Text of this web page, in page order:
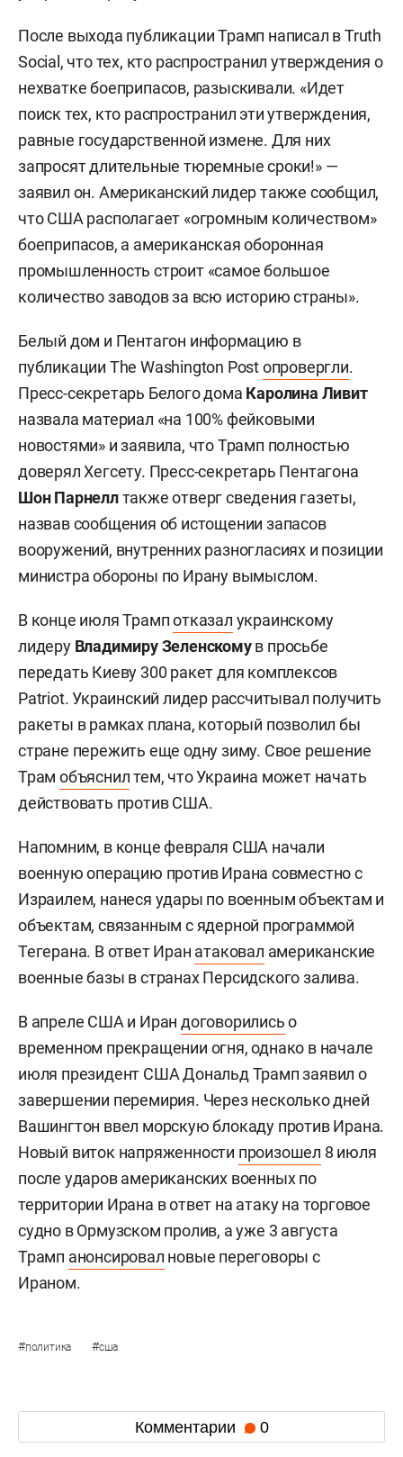
После выхода публикации Трамп написал в Truth
Social, что тех, кто распространил утверждения о
нехватке боеприпасов, разыскивали. «Идет
поиск тех, кто распространил эти утверждения,
равные государственной измене. Для них
запросят длительные тюремные сроки!» —
заявил он. Американский лидер также сообщил,
что США располагает «огромным количеством»
боеприпасов, а американская оборонная
промышленность строит «самое большое
количество заводов за всю историю страны».
Белый дом и Пентагон информацию в
публикации The Washington Postопровергли.
Пресс-секретарь Белого дома Каролина Ливит
назвала материал «на 100% фейковыми
новостями» и заявила, что Трамп полностью
доверял Хегсету. Пресс-секретарь Пентагона
Шон Парнеллтакже отверг сведения газеты,
назвав сообщения об истощении запасов
вооружений, внутренних разногласиях и позиции
министра обороны по Ирану вымыслом.
В конце июля Трампотказал украинскому
лидеру Владимиру Зеленскомув просьбе
передать Киеву 300 ракет для комплексов
Patriot. Украинский лидер рассчитывал получить
ракеты в рамках плана, который позволил бы
стране пережить еще одну зиму. Свое решение
Трам объяснилтем, что Украина может начать
действовать против США.
Напомним, в конце февраля США начали
военную операцию против Ирана совместно с
Израилем, нанеся удары по военным объектам и
объектам, связанным с ядерной программой
Тегерана. В ответ Иран атаковал американские
военные базы в странах Персидского залива.
В апреле США и Ирандоговорилисьо
временном прекращении огня, однако в начале
июля президент США Дональд Трамп заявил о
завершении перемирия. Через несколько дней
Вашингтон ввел морскую блокаду против Ирана.
Новый виток напряженности произошел 8 июля
после ударов американских военных по
территории Ирана в ответ на атаку на торговое
судно в Ормузском пролив, а уже 3 августа
Трамп анонсировал новые переговоры с
Ираном.
#политика #сша
Комментарии 0